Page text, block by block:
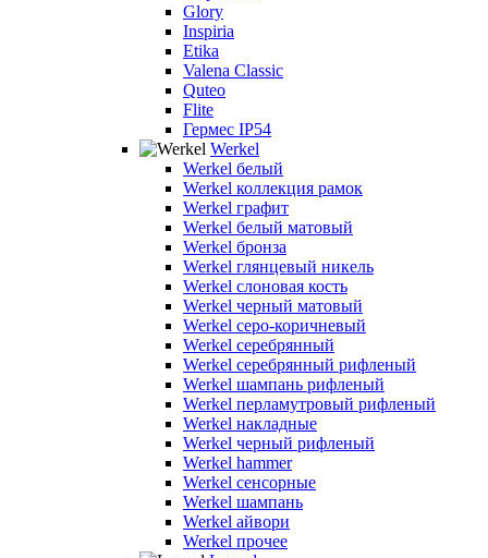
Glory
Inspiria
Etika
Valena Classic
Quteo
Flite
Гермес IP54
Werkel
Werkel белый
Werkel коллекция рамок
Werkel графит
Werkel белый матовый
Werkel бронза
Werkel глянцевый никель
Werkel слоновая кость
Werkel черный матовый
Werkel серо-коричневый
Werkel серебрянный
Werkel серебрянный рифленый
Werkel шампань рифленый
Werkel перламутровый рифленый
Werkel накладные
Werkel черный рифленый
Werkel hammer
Werkel сенсорные
Werkel шампань
Werkel айвори
Werkel прочее